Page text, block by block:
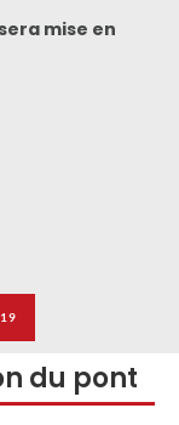
mise en
du pont